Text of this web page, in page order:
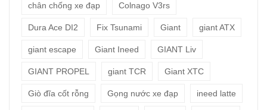
chân chống xe đạp Colnago V3rs
Dura Ace DI2 Fix Tsunami Giant giant ATX
giant escape Giant Ineed GIANT Liv
GIANT PROPEL giant TCR Giant XTC
Giò đĩa cốt rỗng Gọng nước xe đạp ineed latte